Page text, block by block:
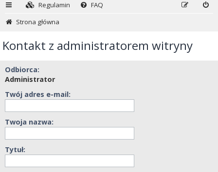
Regulamin
FAQ
Strona główna
Kontakt z administratorem witryny
Odbiorca:
Administrator
Twój adres e-mail:
Twoja nazwa:
Tytuł: